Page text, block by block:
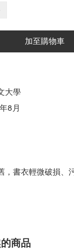
加至購物車
大學
8月
，書衣輕微破損、
商品